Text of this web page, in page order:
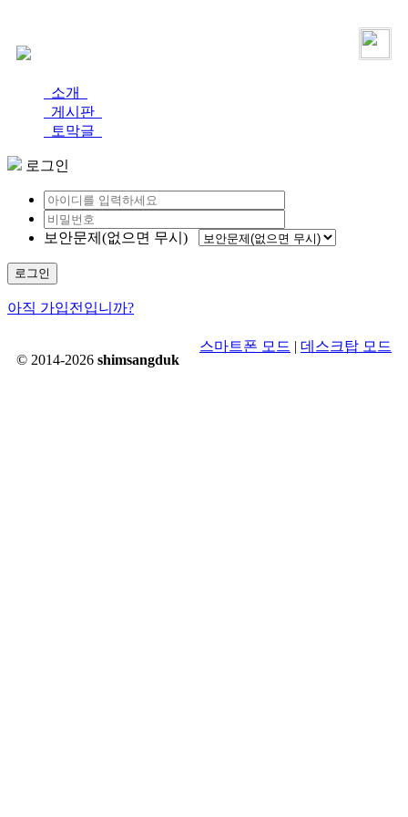
소개
게시판
토막글
로그인
보안문제(없으면 무시)
로그인
아직 가입전입니까?
© 2014-2026 shimsangduk
스마트폰 모드 | 데스크탑 모드